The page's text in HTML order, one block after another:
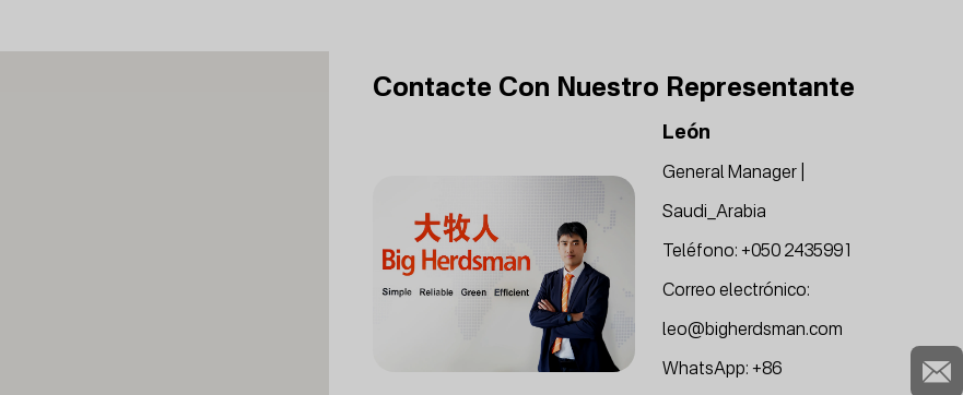
Contacte Con Nuestro Representante
León
General Manager |
Saudi_Arabia
Teléfono: +050 2435991
Correo electrónico:
leo@bigherdsman.com
WhatsApp: +86